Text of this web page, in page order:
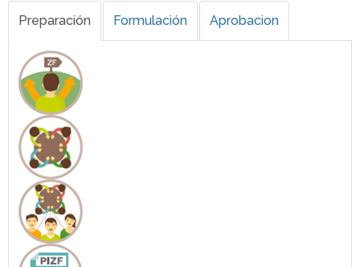
Preparación Formulación Aprobacion